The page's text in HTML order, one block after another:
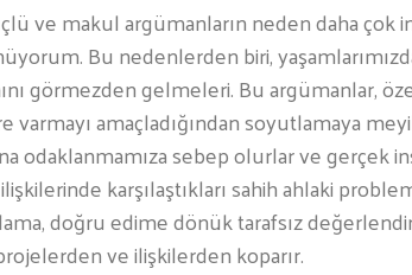
ve makul argümanların neden daha çok
Bu nedenlerden biri,
görmezden gelmeleri. Bu argümanlar,
varmayı amaçladığından soyutlamaya
odaklanmamıza sebep olurlar ve gerçek
karşılaştıkları sahih ahlaki
doğru edime dönük tarafsız
ve ilişkilerden koparır.